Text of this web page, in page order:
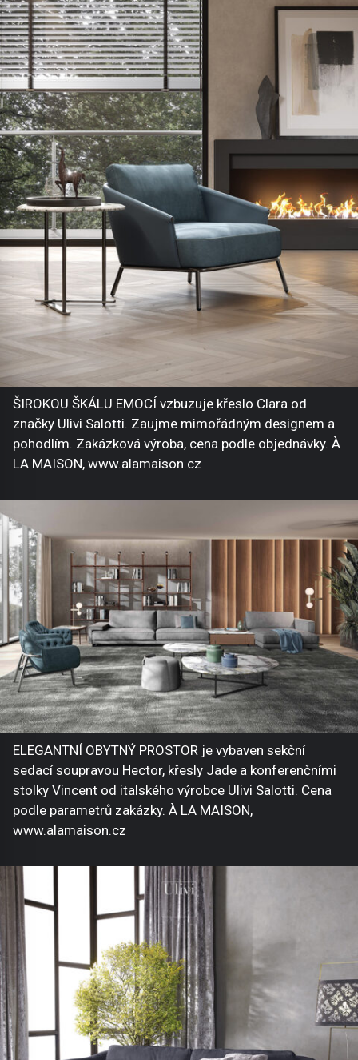
ŠIROKOU ŠKÁLU EMOCÍ vzbuzuje křeslo Clara od
značky Ulivi Salotti. Zaujme mimořádným designem a
pohodlím. Zakázková výroba, cena podle objednávky. À
LA MAISON, www.alamaison.cz
ELEGANTNÍ OBYTNÝ PROSTOR je vybaven sekční
sedací soupravou Hector, křesly Jade a konferenčními
stolky Vincent od italského výrobce Ulivi Salotti. Cena
podle parametrů zakázky. À LA MAISON,
www.alamaison.cz